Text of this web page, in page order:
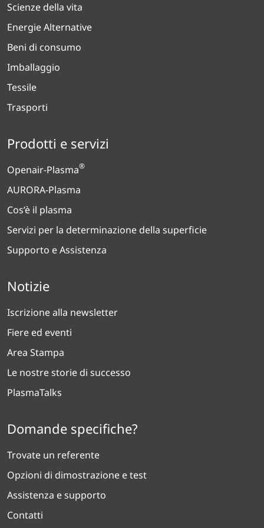
Scienze della vita
Energie Alternative
Beni di consumo
Imballaggio
Tessile
Trasporti
Prodotti e servizi
Openair-Plasma®
AURORA-Plasma
Cos’è il plasma
Servizi per la determinazione della superficie
Supporto e Assistenza
Notizie
Iscrizione alla newsletter
Fiere ed eventi
Area Stampa
Le nostre storie di successo
PlasmaTalks
Domande specifiche?
Trovate un referente
Opzioni di dimostrazione e test
Assistenza e supporto
Contatti